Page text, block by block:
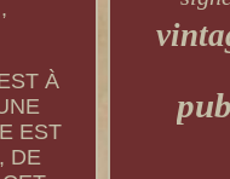
À
EST
DE